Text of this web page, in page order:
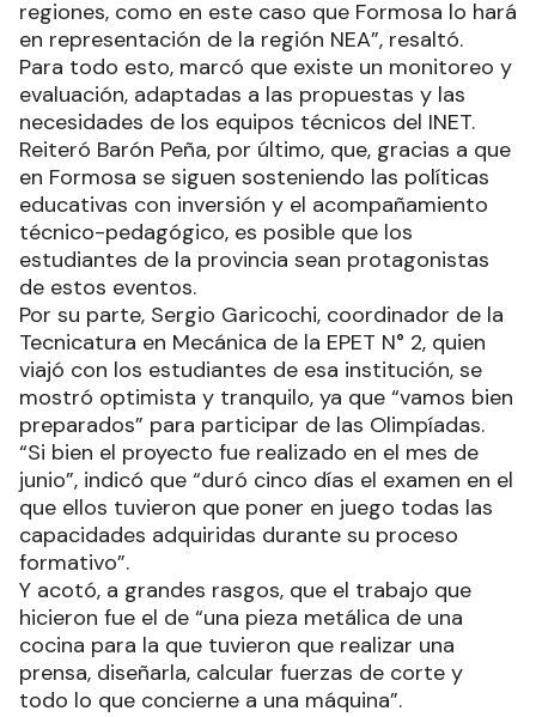
regiones, como en este caso que Formosa lo hará
en representación de la región NEA”, resaltó.
Para todo esto, marcó que existe un monitoreo y
evaluación, adaptadas a las propuestas y las
necesidades de los equipos técnicos del INET.
Reiteró Barón Peña, por último, que, gracias a que
en Formosa se siguen sosteniendo las políticas
educativas con inversión y el acompañamiento
técnico-pedagógico, es posible que los
estudiantes de la provincia sean protagonistas
de estos eventos.
Por su parte, Sergio Garicochi, coordinador de la
Tecnicatura en Mecánica de la EPET N° 2, quien
viajó con los estudiantes de esa institución, se
mostró optimista y tranquilo, ya que “vamos bien
preparados” para participar de las Olimpíadas.
“Si bien el proyecto fue realizado en el mes de
junio”, indicó que “duró cinco días el examen en el
que ellos tuvieron que poner en juego todas las
capacidades adquiridas durante su proceso
formativo”.
Y acotó, a grandes rasgos, que el trabajo que
hicieron fue el de “una pieza metálica de una
cocina para la que tuvieron que realizar una
prensa, diseñarla, calcular fuerzas de corte y
todo lo que concierne a una máquina”.